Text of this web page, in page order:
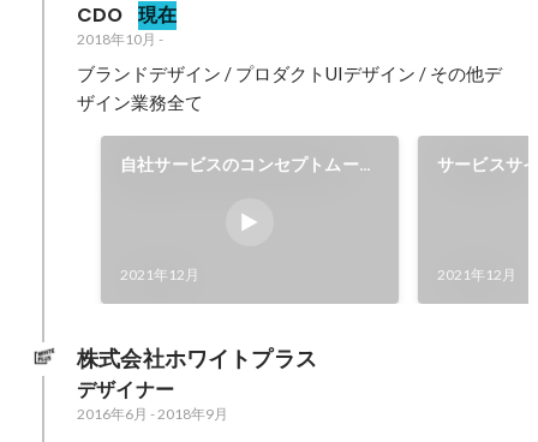
CDO 現在
2018年10月 -
ブランドデザイン / プロダクトUIデザイン / その他デ
ザイン業務全て
自社サービスのコンセプトムービ
2021年12月
サービスサ
2021年12月
株式会社ホワイトプラス
デザイナー
2016年6月 -2018年9月